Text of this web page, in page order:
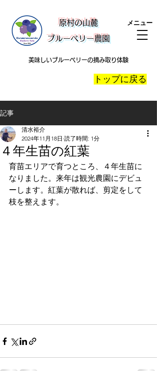
​原村の山麓
ブルーベリー農園
メニュー
美味しいブルーベリーの摘み取り体験
​トップに戻る
記事
４年生苗の紅葉
清水裕介
2024年11月18日 読了時間: 1分
育苗エリアで育つところ、４年生苗に
なりました。来年は観光農園にデビュ
ーします。紅葉が散れば、剪定をして
枝を整えます。